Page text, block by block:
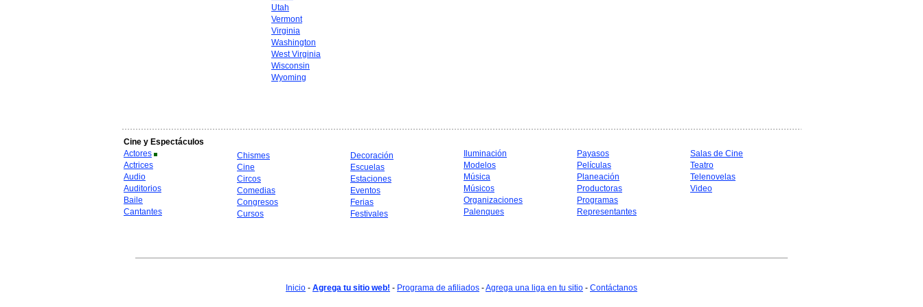
Utah
Vermont
Virginia
Washington
West Virginia
Wisconsin
Wyoming
Cine y Espectáculos
Actores
Actrices
Audio
Auditorios
Baile
Cantantes
Chismes
Cine
Circos
Comedias
Congresos
Cursos
Decoración
Escuelas
Estaciones
Eventos
Ferias
Festivales
Iluminación
Modelos
Música
Músicos
Organizaciones
Palenques
Payasos
Películas
Planeación
Productoras
Programas
Representantes
Salas de Cine
Teatro
Telenovelas
Video
Inicio - Agrega tu sitio web! - Programa de afiliados -Agrega una liga en tu sitio - Contáctanos